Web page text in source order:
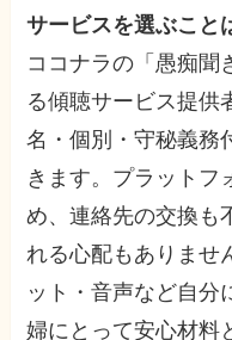
サービスを選ぶこと
ココナラの「愚痴聞
る傾聴サービス提供
名・個別・守秘義務
きます。プラットフ
め、連絡先の交換も
れる心配もありませ
ット・音声など自分
婦にとって安心材料